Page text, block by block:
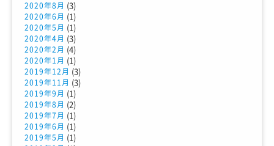
2020年8月 (3)
2020年6月 (1)
2020年5月 (1)
2020年4月 (3)
2020年2月 (4)
2020年1月 (1)
2019年12月 (3)
2019年11月 (3)
2019年9月 (1)
2019年8月 (2)
2019年7月 (1)
2019年6月 (1)
2019年5月 (1)